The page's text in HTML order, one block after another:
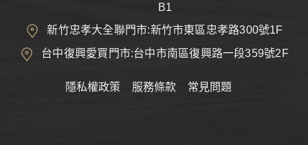
B1
新竹忠孝大全聯門市:新竹市東區忠孝路300號1F
台中復興愛買門市:台中市南區復興路一段359號2F
隱私權政策 服務條款 常見問題